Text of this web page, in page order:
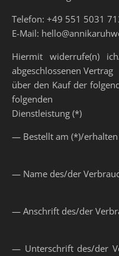
Telefon: +49 551 5031
E-Mail:
Hiermit widerrufe(n)
abgeschlossenen Vertrag
über den Kauf der
folgenden
Dienstleistung (*)
— Bestellt am (*)/
— Name des/der
— Anschrift des/der
— Unterschrift des/der